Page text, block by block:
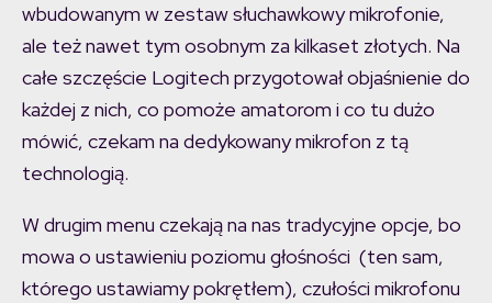
wbudowanym w zestaw słuchawkowy mikrofonie,
ale też nawet tym osobnym za kilkaset złotych. Na
całe szczęście Logitech przygotował objaśnienie do
każdej z nich, co pomoże amatorom i co tu dużo
mówić, czekam na dedykowany mikrofon z tą
technologią.
W drugim menu czekają na nas tradycyjne opcje, bo
mowa o ustawieniu poziomu głośności (ten sam,
którego ustawiamy pokrętłem), czułości mikrofonu